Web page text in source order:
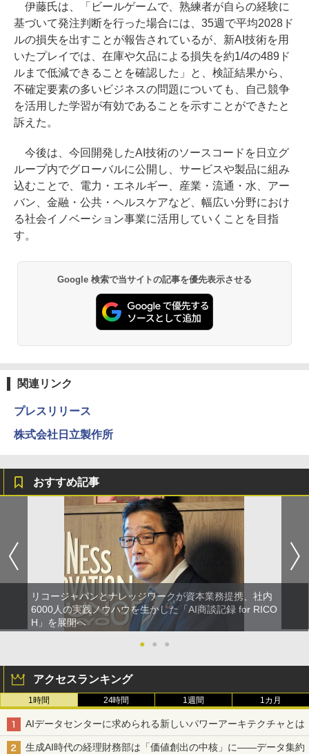
伊藤氏は、「ビールゲームで、熟練者が自らの経験に
基づいて発注判断を行った場合には、35週で平均2028ド
ルの損失を出すことが報告されているが、新AI技術を用
いたプレイでは、在庫や欠品による損失を約1/4の489ド
ルまで低減できることを確認した」と、検証結果から、
不確定要素の多いビジネスの問題についても、自己競争
を活用した学習が有効であることを示すことができたと
訴えた。
今後は、今回開発したAI技術のソースコードを日立グ
ループ内でグローバルに公開し、サービスや製品に組み
込むことで、電力・エネルギー、産業・流通・水、アー
バン、金融・公共・ヘルスケアなど、幅広い分野におけ
る社会イノベーション事業に活用していくことを目指
す。
Google 検索で当サイトの記事を優先表示させる
関連リンク
プレスリリース
株式会社日立製作所
おすすめ記事
リコージャパンとナレッジワークが資本業務提携、社内
6000人の実践ノウハウを生かした「AI商談記録 for RICO
H」を展開へ
●
● ●
アクセスランキング
1時間 24時間 1週間 1カ月
AIデータセンターに求められる新しいパワーアーキテクチャとは
生成AI時代の経理財務部は「価値創出の中核」に――データ集約